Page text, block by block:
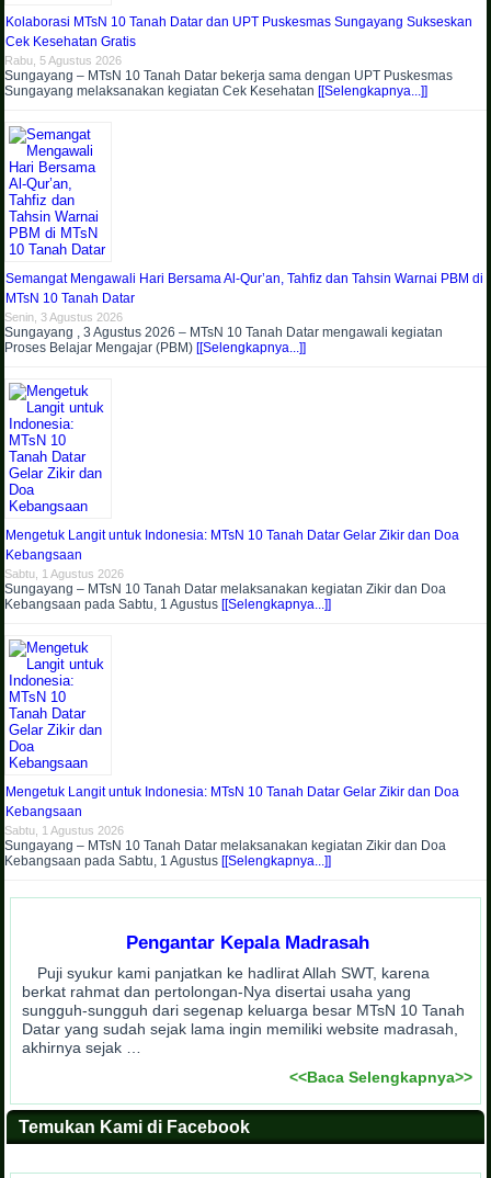
Kolaborasi MTsN 10 Tanah Datar dan UPT Puskesmas Sungayang Sukseskan
Cek Kesehatan Gratis
Rabu, 5 Agustus 2026
Sungayang – MTsN 10 Tanah Datar bekerja sama dengan UPT Puskesmas
Sungayang melaksanakan kegiatan Cek Kesehatan [[Selengkapnya...]]
Semangat Mengawali Hari Bersama Al-Qur’an, Tahfiz dan Tahsin Warnai PBM di
MTsN 10 Tanah Datar
Senin, 3 Agustus 2026
Sungayang , 3 Agustus 2026 – MTsN 10 Tanah Datar mengawali kegiatan
Proses Belajar Mengajar (PBM) [[Selengkapnya...]]
Mengetuk Langit untuk Indonesia: MTsN 10 Tanah Datar Gelar Zikir dan Doa
Kebangsaan
Sabtu, 1 Agustus 2026
Sungayang – MTsN 10 Tanah Datar melaksanakan kegiatan Zikir dan Doa
Kebangsaan pada Sabtu, 1 Agustus [[Selengkapnya...]]
Mengetuk Langit untuk Indonesia: MTsN 10 Tanah Datar Gelar Zikir dan Doa
Kebangsaan
Sabtu, 1 Agustus 2026
Sungayang – MTsN 10 Tanah Datar melaksanakan kegiatan Zikir dan Doa
Kebangsaan pada Sabtu, 1 Agustus [[Selengkapnya...]]
Pengantar Kepala Madrasah
Puji syukur kami panjatkan ke hadlirat Allah SWT, karena
berkat rahmat dan pertolongan-Nya disertai usaha yang
sungguh-sungguh dari segenap keluarga besar MTsN 10 Tanah
Datar yang sudah sejak lama ingin memiliki website madrasah,
akhirnya sejak …
<<Baca Selengkapnya>>
Temukan Kami di Facebook